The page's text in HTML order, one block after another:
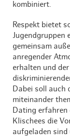
kombiniert.
Respekt bietet
Jugendgruppen
gemeinsam
anregender
erhalten und
Dabei soll auch
miteinander
Dating erfahren
Klischees die
aufgeladen sind